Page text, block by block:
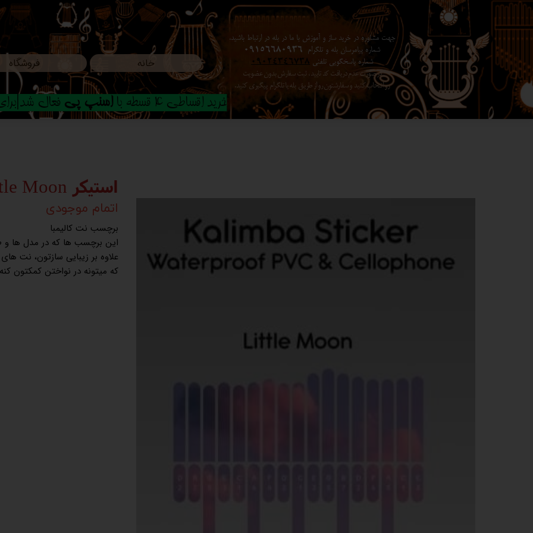
خانه فروشگاه
جهت مشاوره در خرید ساز و آموزش با ما در بله در ارتباط باشید،
شماره پیامرسان بله و تلگرام 09156680936
شماره پاسخگویی تلفنی 09024346738
در صورت عدم دریافت کد تایید ، ثبت سفارش بدون عضویت
رو انتخاب کنید ​​​​​​​ و سفارشتون رو از طریق بله یا تلگرام پیگیری کنید.
خرید اقساطی 4 قسطه با اسنپ پی فعال
استیکر Little Moon
اتمام موجودی
برچسب نت کالیمبا
این برچسب ها که در مدل ها
علاوه بر زیبایی سازتون، نت
که میتونه در نواختن کمکتون